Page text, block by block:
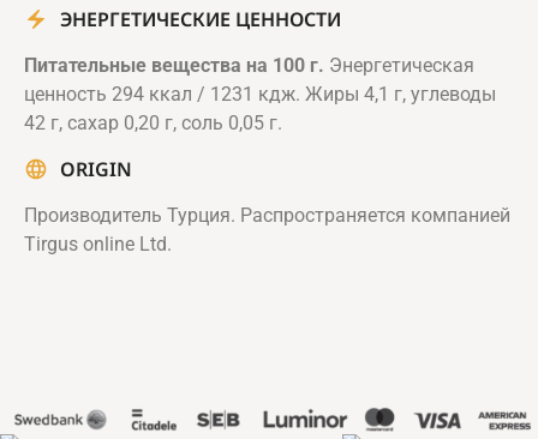
ЭНЕРГЕТИЧЕСКИЕ ЦЕННОСТИ
Питательные вещества на 100 г. Энергетическая
ценность 294 ккал / 1231 кдж. Жиры 4,1 г, углеводы
42 г, сахар 0,20 г, соль 0,05 г.
ORIGIN
Производитель Турция. Распространяется компанией
Tirgus online Ltd.